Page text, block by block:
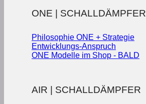
ONE | SCHALLDÄMPFER
Philosophie ONE + Strategie
Entwicklungs-Anspruch
ONE Modelle im Shop - BALD
AIR | SCHALLDÄMPFER